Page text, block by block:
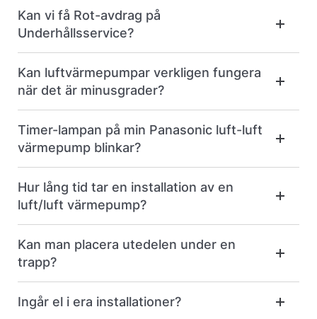
Kan vi få Rot-avdrag på
Underhållsservice?
Kan luftvärmepumpar verkligen fungera
när det är minusgrader?
Timer-lampan på min Panasonic luft-luft
värmepump blinkar?
Hur lång tid tar en installation av en
luft/luft värmepump?
Kan man placera utedelen under en
trapp?
Ingår el i era installationer?